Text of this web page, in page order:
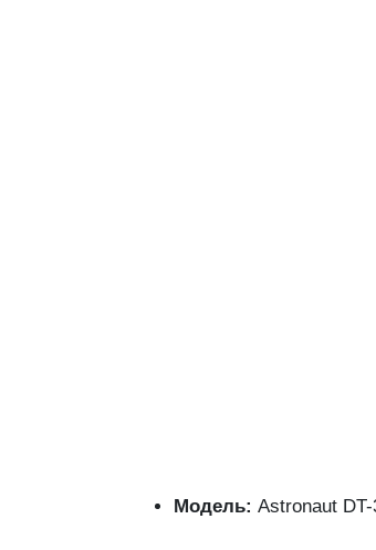
Модель: Astronaut DT-